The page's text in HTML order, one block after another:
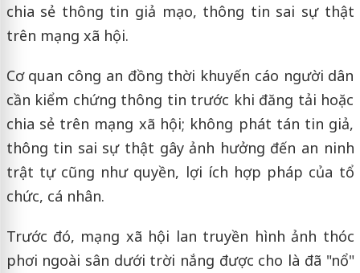
chia sẻ thông tin giả mạo, thông tin sai sự thật
trên mạng xã hội.
Cơ quan công an đồng thời khuyến cáo người dân
cần kiểm chứng thông tin trước khi đăng tải hoặc
chia sẻ trên mạng xã hội; không phát tán tin giả,
thông tin sai sự thật gây ảnh hưởng đến an ninh
trật tự cũng như quyền, lợi ích hợp pháp của tổ
chức, cá nhân.
Trước đó, mạng xã hội lan truyền hình ảnh thóc
phơi ngoài sân dưới trời nắng được cho là đã "nổ"